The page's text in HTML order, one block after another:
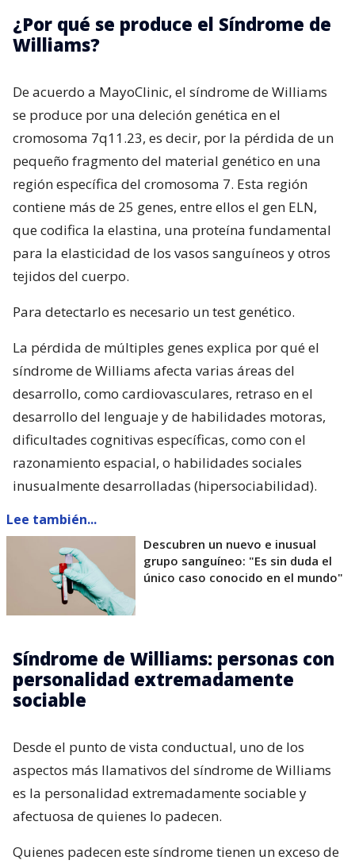
¿Por qué se produce el Síndrome de
Williams?
De acuerdo a MayoClinic, el síndrome de Williams
se produce por una deleción genética en el
cromosoma 7q11.23, es decir, por la pérdida de un
pequeño fragmento del material genético en una
región específica del cromosoma 7. Esta región
contiene más de 25 genes, entre ellos el gen ELN,
que codifica la elastina, una proteína fundamental
para la elasticidad de los vasos sanguíneos y otros
tejidos del cuerpo.
Para detectarlo es necesario un test genético.
La pérdida de múltiples genes explica por qué el
síndrome de Williams afecta varias áreas del
desarrollo, como cardiovasculares, retraso en el
desarrollo del lenguaje y de habilidades motoras,
dificultades cognitivas específicas, como con el
razonamiento espacial, o habilidades sociales
inusualmente desarrolladas (hipersociabilidad).
Lee también...
Descubren un nuevo e inusual
grupo sanguíneo: "Es sin duda el
único caso conocido en el mundo"
Síndrome de Williams: personas con
personalidad extremadamente
sociable
Desde el punto de vista conductual, uno de los
aspectos más llamativos del síndrome de Williams
es la personalidad extremadamente sociable y
afectuosa de quienes lo padecen.
Quienes padecen este síndrome tienen un exceso de